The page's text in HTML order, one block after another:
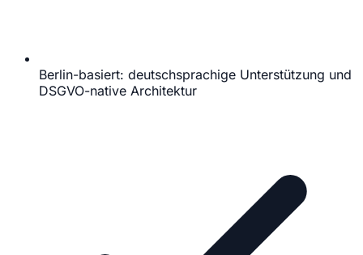
Berlin-basiert: deutschsprachige Unterstützung und
DSGVO-native Architektur